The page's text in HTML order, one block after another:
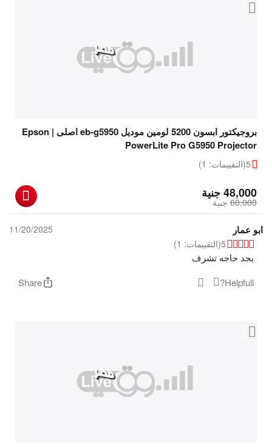
بروجيكتور ابسون 5200 لومين موديل eb-g5950 اصلى | Epson
PowerLite Pro G5950 Projector
5(التقييمات: 1)
جنية48,000
جنية 60,000
ابو عمار
11/20/2025
5(التقييمات: 1)
بجد حاجه تشرف
Helpfull?
Share